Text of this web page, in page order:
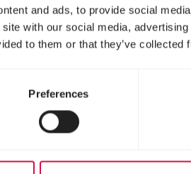
and ads, to provide social
with our social media,
to them or that they’ve
Preferences